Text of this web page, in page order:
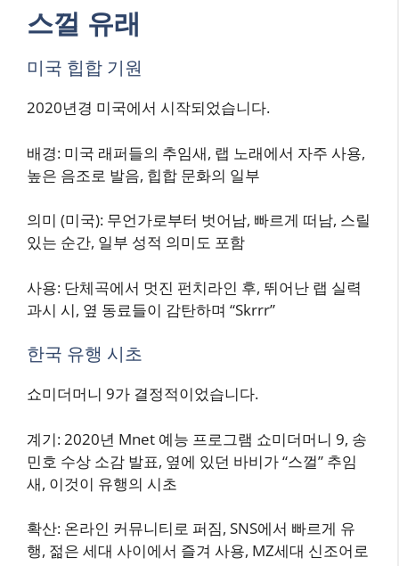
스껄 유래
미국 힙합 기원
2020년경 미국에서 시작되었습니다.
배경: 미국 래퍼들의 추임새, 랩 노래에서 자주 사용,
높은 음조로 발음, 힙합 문화의 일부
의미 (미국): 무언가로부터 벗어남, 빠르게 떠남, 스릴
있는 순간, 일부 성적 의미도 포함
사용: 단체곡에서 멋진 펀치라인 후, 뛰어난 랩 실력
과시 시, 옆 동료들이 감탄하며 “Skrrr”
한국 유행 시초
쇼미더머니 9가 결정적이었습니다.
계기: 2020년 Mnet 예능 프로그램 쇼미더머니 9, 송
민호 수상 소감 발표, 옆에 있던 바비가 “스껄” 추임
새, 이것이 유행의 시초
확산: 온라인 커뮤니티로 퍼짐, SNS에서 빠르게 유
행, 젊은 세대 사이에서 즐겨 사용, MZ세대 신조어로